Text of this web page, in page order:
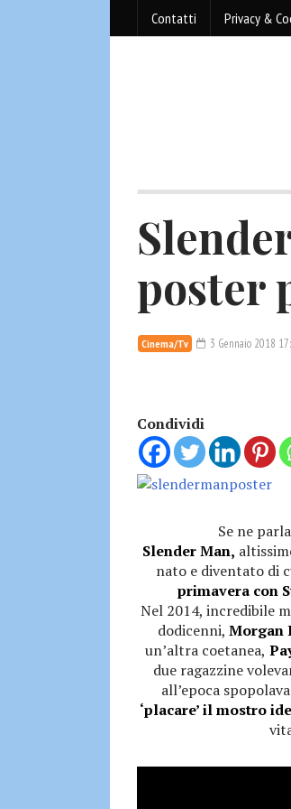
Contatti Privacy &
poster
Cinema/Tv 3 Gennaio 2018
Condividi
Se ne
Slender Man,
nato e diventato di
primavera con
Nel 2014, incredibile
dodicenni,Morgan
un’altra coetanea,
due ragazzine
all’epoca
‘placare’ il mostro